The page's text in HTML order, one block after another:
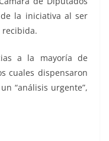
la iniciativa al ser
recibida.
a la mayoría de
cuales dispensaron
“análisis urgente”,